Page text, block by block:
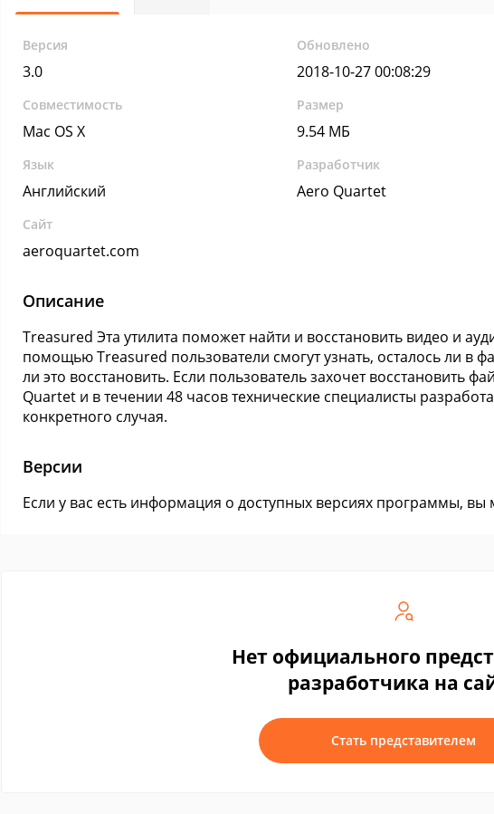
Версия
3.0
Обновлено
2018-10-27 00:08:29
Совместимость
Mac OS X
Размер
9.54 МБ
Язык
Английский
Разработчик
Aero Quartet
Сайт
aeroquartet.com
Описание
Treasured Эта утилита поможет найти и восстановить видео и
помощью Treasured пользователи смогут узнать, осталось ли в
ли это восстановить. Если пользователь захочет восстановить
Quartet и в течении 48 часов технические специалисты
конкретного случая.
Версии
Если у вас есть информация о доступных версиях программы,
Нет официального
разработчика на
Стать представителем